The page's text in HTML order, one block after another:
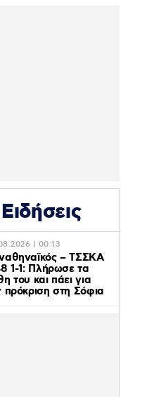
| 00:13
– ΤΣΣΚΑ
1-1: Πλήρωσε τα
του και πάει για
πρόκριση στη Σόφια